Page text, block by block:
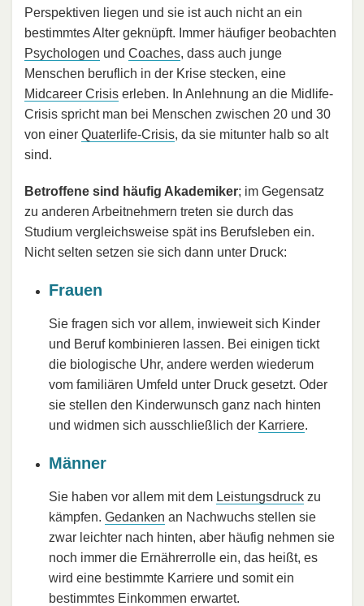
Perspektiven liegen und sie ist auch nicht an ein
bestimmtes Alter geknüpft. Immer häufiger beobachten
Psychologen und Coaches, dass auch junge
Menschen beruflich in der Krise stecken, eine
Midcareer Crisis erleben. In Anlehnung an die Midlife-
Crisis spricht man bei Menschen zwischen 20 und 30
von einer Quaterlife-Crisis, da sie mitunter halb so alt
sind.
Betroffene sind häufig Akademiker; im Gegensatz
zu anderen Arbeitnehmern treten sie durch das
Studium vergleichsweise spät ins Berufsleben ein.
Nicht selten setzen sie sich dann unter Druck:
Frauen
Sie fragen sich vor allem, inwieweit sich Kinder
und Beruf kombinieren lassen. Bei einigen tickt
die biologische Uhr, andere werden wiederum
vom familiären Umfeld unter Druck gesetzt. Oder
sie stellen den Kinderwunsch ganz nach hinten
und widmen sich ausschließlich der Karriere.
Männer
Sie haben vor allem mit dem Leistungsdruck zu
kämpfen. Gedanken an Nachwuchs stellen sie
zwar leichter nach hinten, aber häufig nehmen sie
noch immer die Ernährerrolle ein, das heißt, es
wird eine bestimmte Karriere und somit ein
bestimmtes Einkommen erwartet.